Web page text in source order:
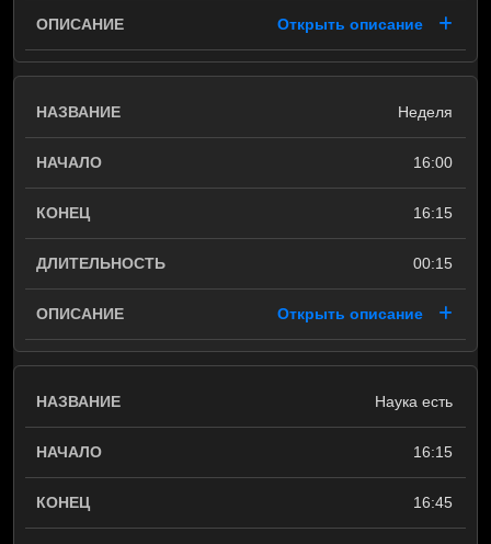
Открыть описание
Неделя
16:00
16:15
00:15
Открыть описание
Наука есть
16:15
16:45